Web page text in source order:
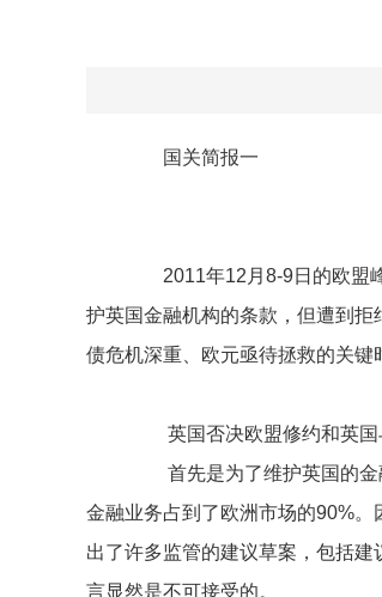
国关简报一
2011年12月8-9日的欧盟峰
护英国金融机构的条款，但遭到拒
债危机深重、欧元亟待拯救的关键
英国否决欧盟修约和英国与
首先是为了维护英国的金融
金融业务占到了欧洲市场的90%
出了许多监管的建议草案，包括
言显然是不可接受的。